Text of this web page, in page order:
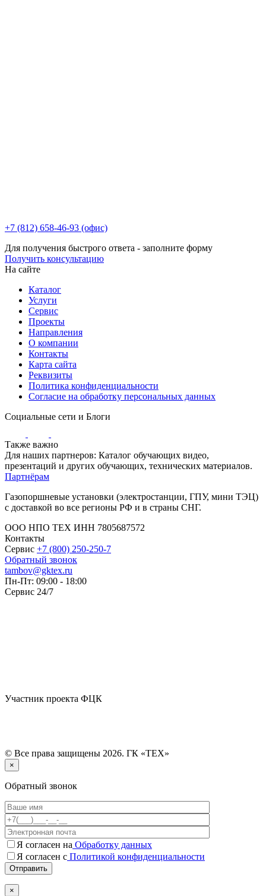
+7 (812) 658-46-93 (офис)
Для получения быстрого ответа - заполните форму
Получить консультацию
На сайте
Каталог
Услуги
Сервис
Проекты
Направления
О компании
Контакты
Карта сайта
Реквизиты
Политика конфиденциальности
Согласие на обработку персональных данных
Социальные сети и Блоги
Также важно
Для наших партнеров: Каталог обучающих видео,
презентаций и других обучающих, технических материалов.
Партнёрам
Газопоршневые установки (электростанции, ГПУ, мини ТЭЦ)
с доставкой во все регионы РФ и в страны СНГ.
ООО НПО ТЕХ ИНН 7805687572
Контакты
Сервис +7 (800) 250-250-7
Обратный звонок
tambov@gktex.ru
Пн-Пт: 09:00 - 18:00
Сервис 24/7
Участник проекта ФЦК
© Все права защищены 2026. ГК «ТЕХ»
×
Обратный звонок
Я согласен на Обработку данных
Я согласен с Политикой конфиденциальности
×